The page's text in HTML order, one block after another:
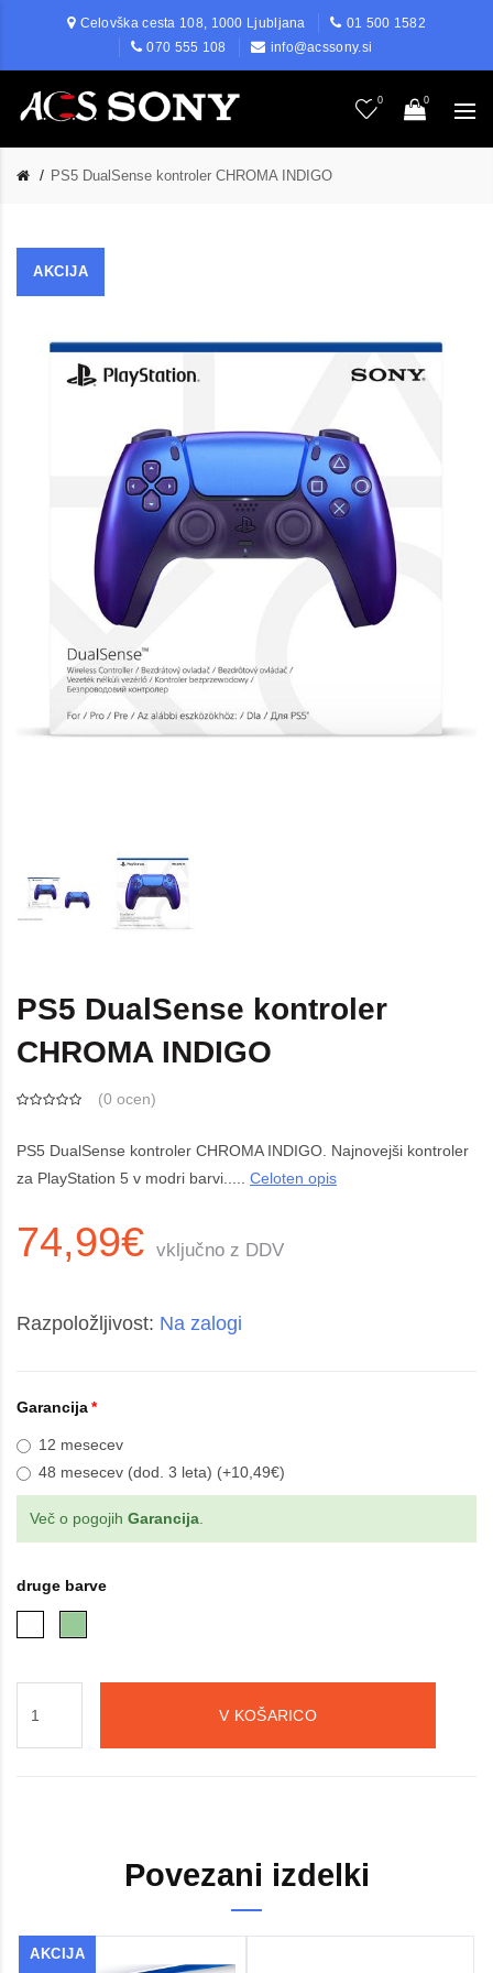
Celovška cesta 108, 1000 Ljubljana
01 500 1582
070 555 108
info@acssony.si
0 0
PS5 DualSense kontroler CHROMA INDIGO
AKCIJA
PS5 DualSense kontroler
CHROMA INDIGO
(0 ocen)
PS5 DualSense kontroler CHROMA INDIGO. Najnovejši kontroler
za PlayStation 5 v modri barvi..... Celoten opis
74,99€ vključno z DDV
Razpoložljivost: Na zalogi
Garancija
12 mesecev
48 mesecev (dod. 3 leta) (+10,49€)
Več o pogojih Garancija.
druge barve
V KOŠARICO
Povezani izdelki
AKCIJA